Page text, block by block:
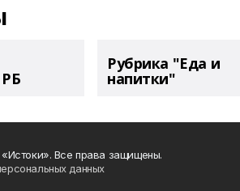
Рубрика "Еда и
напитки"
Все права защищены.
данных